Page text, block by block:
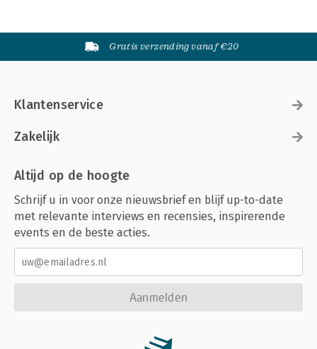
Gratis verzending vanaf €20
Klantenservice
Zakelijk
Altijd op de hoogte
Schrijf u in voor onze nieuwsbrief en blijf up-to-date
met relevante interviews en recensies, inspirerende
events en de beste acties.
Aanmelden